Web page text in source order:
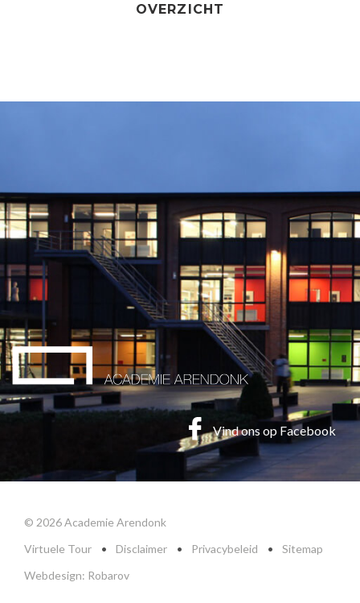
OVERZICHT
Vind ons op Facebook
© 2026 Academie Arendonk
Virtuele Tour
• Disclaimer • Privacybeleid •
Sitemap
Webdesign: Robarov